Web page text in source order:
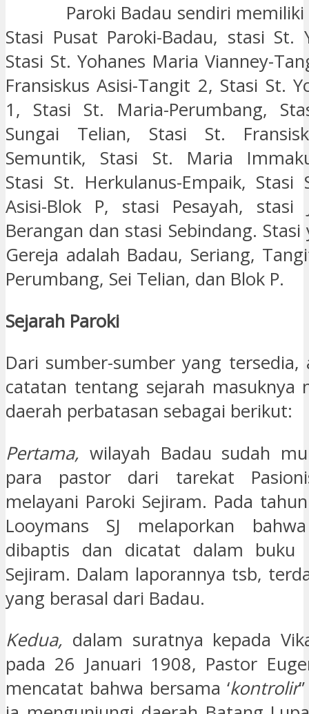
Paroki Badau sendiri
Stasi Pusat Paroki-Badau, stasi St.
Stasi St. Yohanes Maria Vianney-
Fransiskus Asisi-Tangit 2, Stasi St.
1, Stasi St. Maria-Perumbang,
Sungai Telian, Stasi St.
Semuntik, Stasi St. Maria
Stasi St. Herkulanus-Empaik, Stasi
Asisi-Blok P, stasi Pesayah, stasi
Berangan dan stasi Sebindang.
Gereja adalah Badau, Seriang,
Perumbang, Sei Telian, dan Blok P.
Sejarah Paroki
Dari sumber-sumber yang tersedia,
catatan tentang sejarah masuknya
daerah perbatasan sebagai berikut:
Pertama, wilayah Badau sudah
para pastor dari tarekat
melayani Paroki Sejiram. Pada
Looymans SJ melaporkan
dibaptis dan dicatat dalam buku
Sejiram. Dalam laporannya tsb,
yang berasal dari Badau.
Kedua, dalam suratnya kepada
pada 26 Januari 1908, Pastor
mencatat bahwa bersama ‘kontrolir